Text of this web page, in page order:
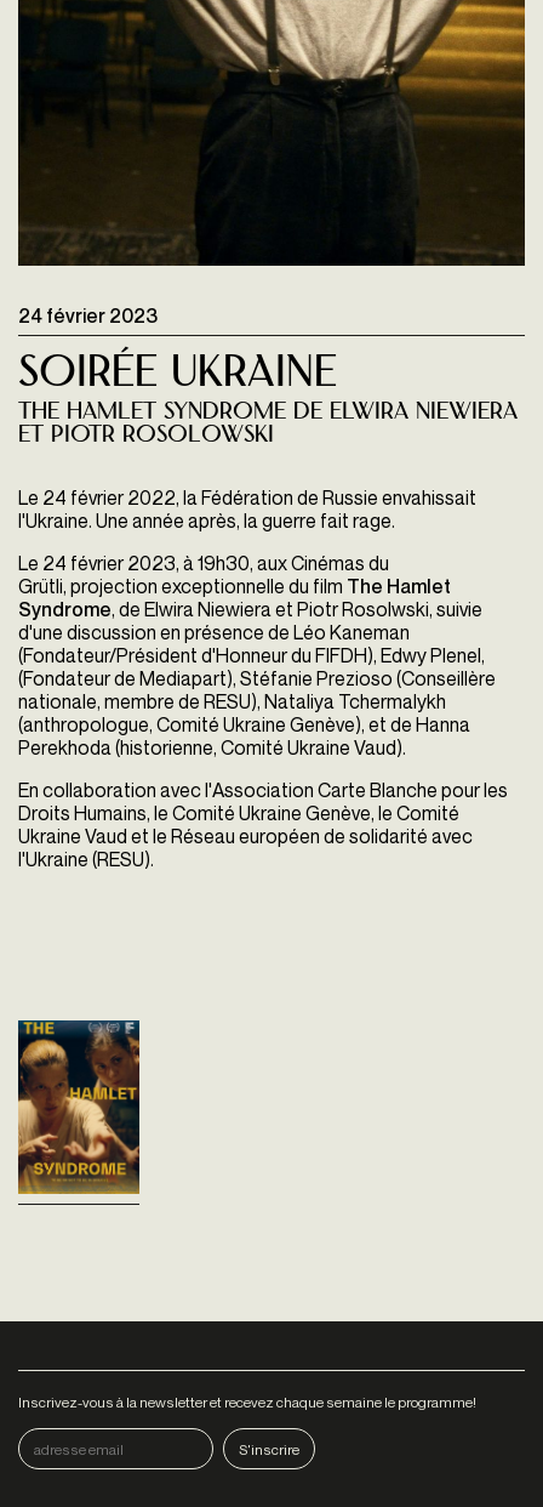
24 février 2023
Soirée Ukraine
The Hamlet Syndrome de Elwira Niewiera
et Piotr Rosolowski
Le 24 février 2022, la Fédération de Russie envahissait
l'Ukraine. Une année après, la guerre fait rage.
Le 24 février 2023, à 19h30, aux Cinémas du
Grütli, projection exceptionnelle du film The Hamlet
Syndrome, de Elwira Niewiera et Piotr Rosolwski, suivie
d'une discussion en présence de Léo Kaneman
(Fondateur/Président d'Honneur du FIFDH), Edwy Plenel,
(Fondateur de Mediapart), Stéfanie Prezioso (Conseillère
nationale, membre de RESU), Nataliya Tchermalykh
(anthropologue, Comité Ukraine Genève), et de Hanna
Perekhoda (historienne, Comité Ukraine Vaud).
En collaboration avec l'Association Carte Blanche pour les
Droits Humains, le Comité Ukraine Genève, le Comité
Ukraine Vaud et le Réseau européen de solidarité avec
l'Ukraine (RESU).
Pologne - 2022
vost - 85'
pièce de théâtre basée sur les
motivations du Hamlet de
Shakespeare, de jeunes
comédiens ukrainiens
mettent à nu leurs...
Inscrivez-vous à la newsletter et recevez chaque semaine le programme!